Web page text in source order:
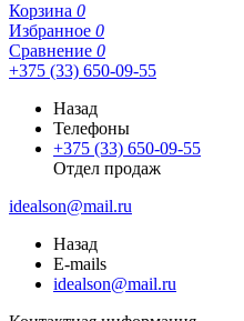
Корзина 0
Избранное 0
Сравнение 0
+375 (33) 650-09-55
Назад
Телефоны
+375 (33) 650-09-55
Отдел продаж
idealson@mail.ru
Назад
E-mails
idealson@mail.ru